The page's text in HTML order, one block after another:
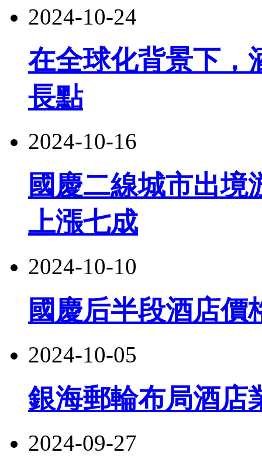
2024-10-24
在全球化背景下，
長點
2024-10-16
國慶二線城市出境
上漲七成
2024-10-10
國慶后半段酒店價
2024-10-05
銀海郵輪布局酒店
2024-09-27